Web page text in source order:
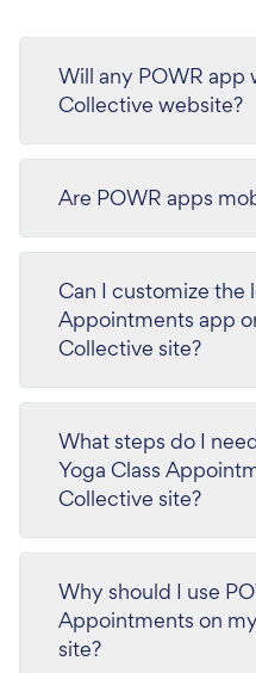
Will any POWR app
Collective website?
Are POWR apps
Can I customize the
Appointments app
Collective site?
What steps do I
Yoga Class
Collective site?
Why should I use
Appointments on
site?